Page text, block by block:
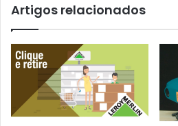
Artigos relacionados